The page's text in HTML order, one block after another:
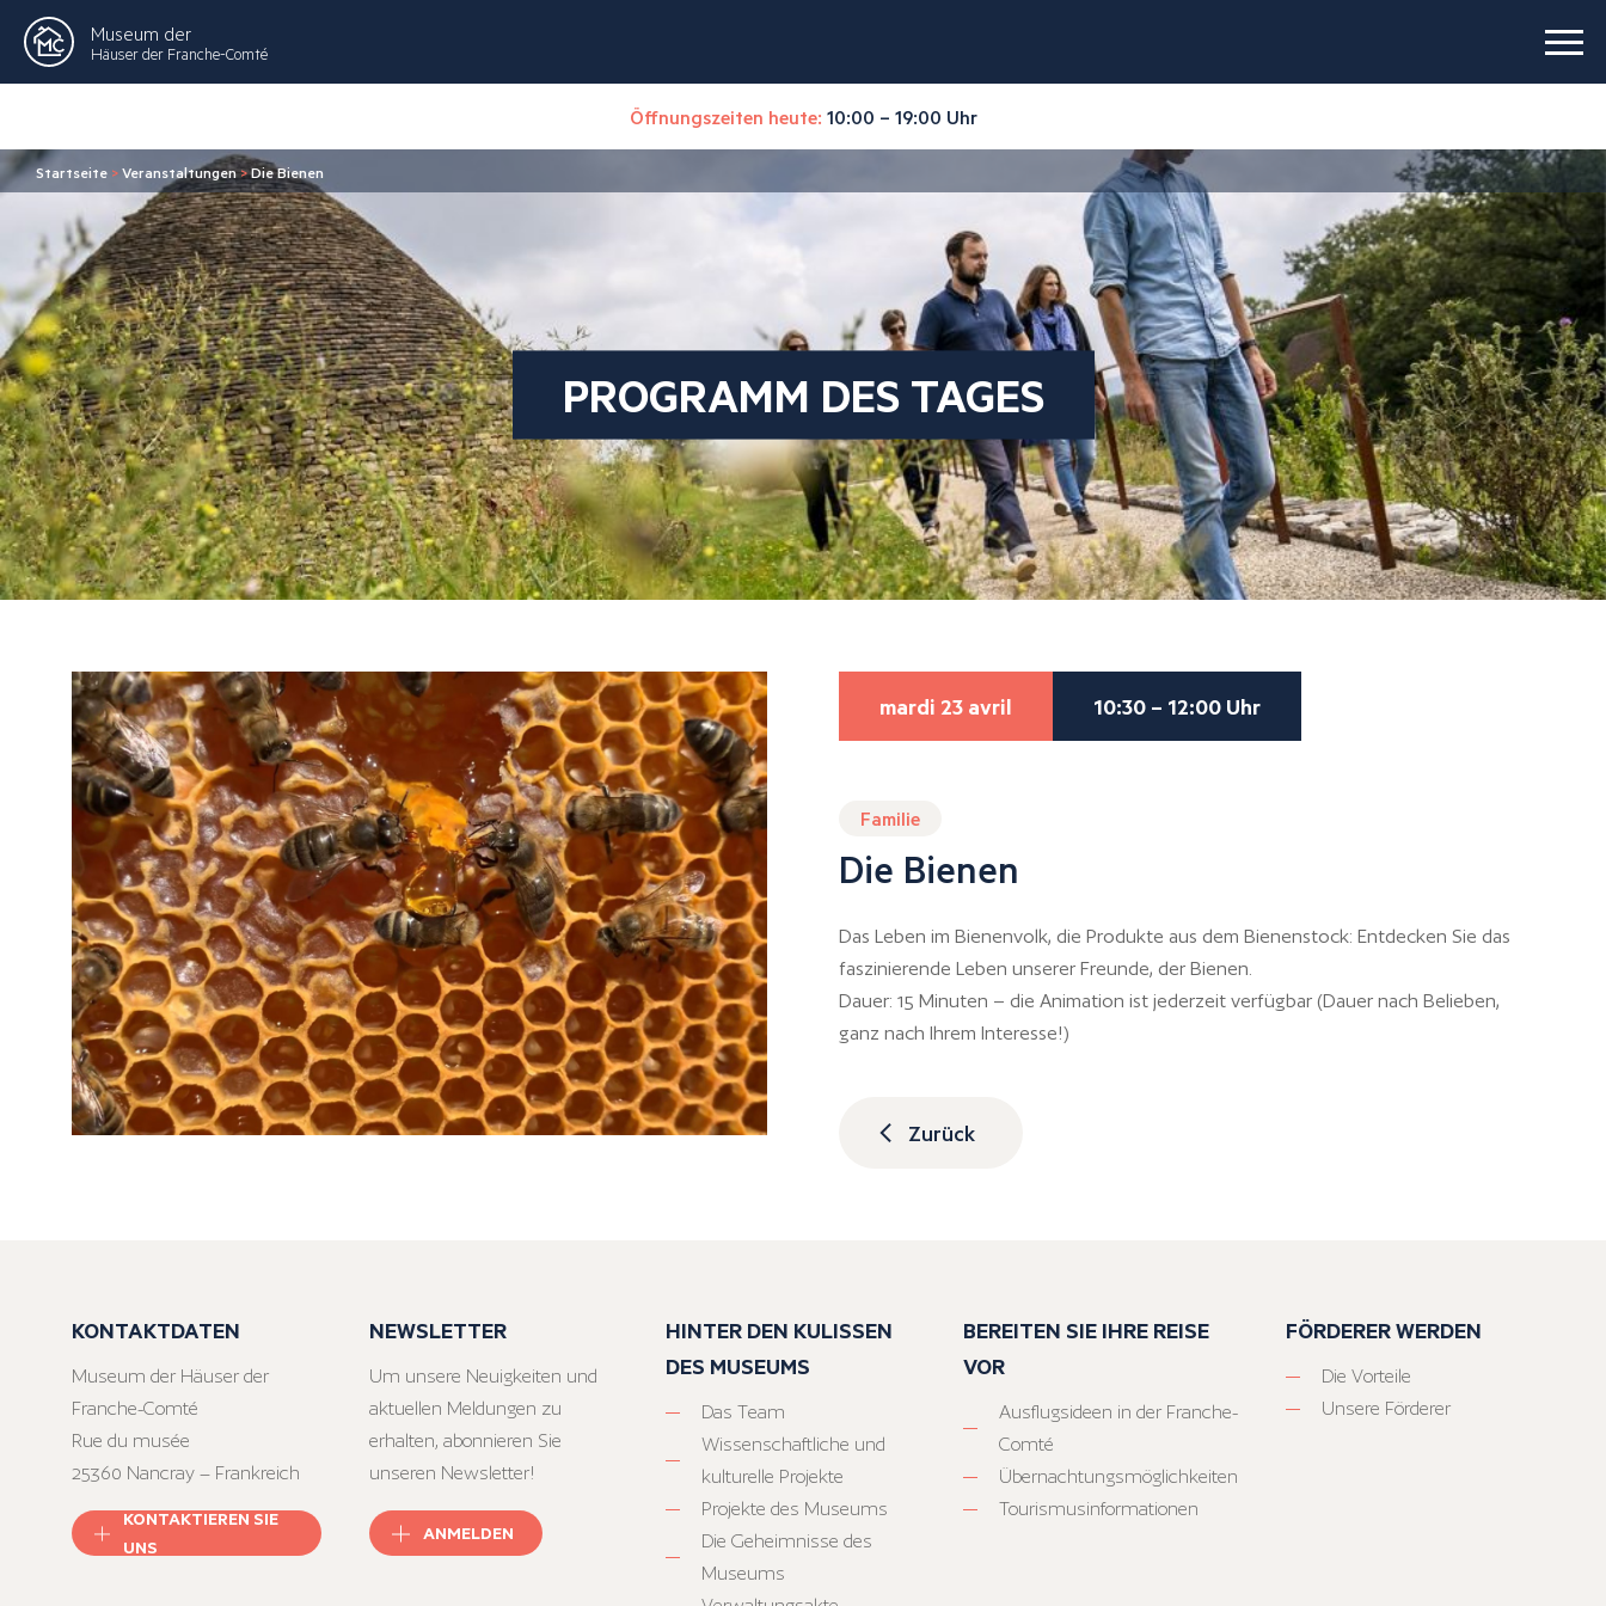
Museum der
Häuser der Franche-Comté
Öffnungszeiten heute: 10:00 – 19:00 Uhr
Startseite >Veranstaltungen>Die Bienen
PROGRAMM DES TAGES
mardi 23 avril 10:30 – 12:00 Uhr
Familie
Die Bienen
Das Leben im Bienenvolk, die Produkte aus dem Bienenstock: Entdecken Sie das
faszinierende Leben unserer Freunde, der Bienen.
Dauer: 15 Minuten – die Animation ist jederzeit verfügbar (Dauer nach Belieben,
ganz nach Ihrem Interesse!)
Zurück
KONTAKTDATEN
Museum der Häuser der
Franche-Comté
Rue du musée
25360 Nancray – Frankreich
KONTAKTIEREN SIE
UNS
NEWSLETTER
Um unsere Neuigkeiten und
aktuellen Meldungen zu
erhalten, abonnieren Sie
unseren Newsletter!
ANMELDEN
HINTER DEN KULISSEN
DES MUSEUMS
Das Team
Wissenschaftliche und
kulturelle Projekte
Projekte des Museums
Die Geheimnisse des
Museums
BEREITEN SIE IHRE REISE
VOR
Ausflugsideen in der Franche-
Comté
Übernachtungsmöglichkeiten
Tourismusinformationen
FÖRDERER WERDEN
Die Vorteile
Unsere Förderer